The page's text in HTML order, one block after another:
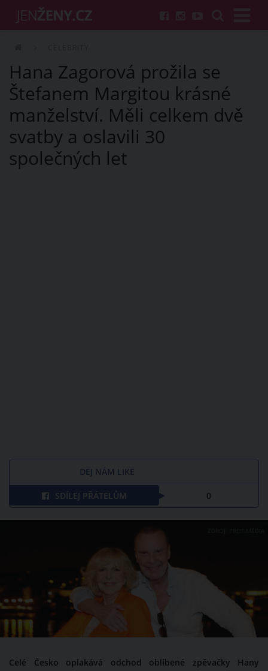
Hana Zagorová prožila se
Štefanem Margitou krásné
manželství. Měli celkem dvě
svatby a oslavili 30
společných let
DEJ NÁM LIKE
SDÍLEJ PŘÁTELŮM 0
Celé Česko oplakává odchod oblíbené zpěvačky Hany